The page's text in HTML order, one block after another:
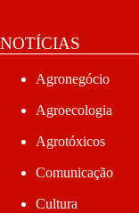
NOTÍCIAS
Agronegócio
Agroecologia
Agrotóxicos
Comunicação
Cultura